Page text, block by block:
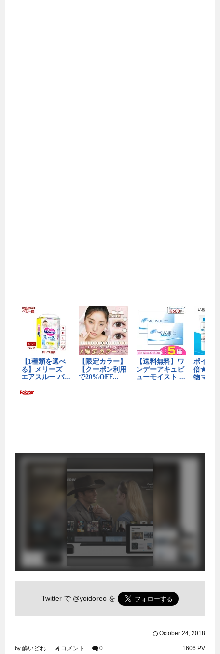
Twitter で @yoidoreo を
October 24, 2018
by 酔いどれ コメント 0 1606 PV